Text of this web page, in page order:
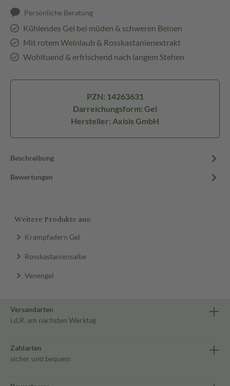
Persönliche Beratung
Kühlendes Gel bei müden & schweren Beinen
Mit rotem Weinlaub & Rosskastanienextrakt
Wohltuend & erfrischend nach langem Stehen
PZN: 14263631
Darreichungsform: Gel
Hersteller: Axisis GmbH
Beschreibung
Bewertungen
Weitere Produkte aus:
Krampfadern Gel
Rosskastaniensalbe
Venengel
Versandarten
i.d.R. am nächsten Werktag
Zahlarten
sicher und bequem